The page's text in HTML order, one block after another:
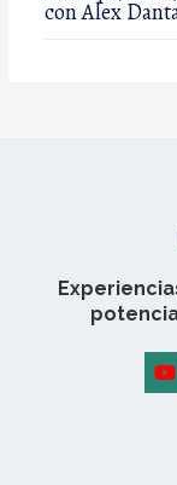
con Alex